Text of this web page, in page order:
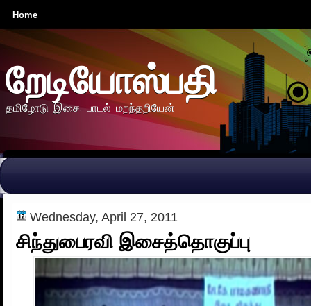
Home
றேடியோஸ்பதி
தமிழோடு இசை, பாடல் மறந்தறியேன்
Wednesday, April 27, 2011
சிந்துபைரவி இசைத்தொகுப்பு